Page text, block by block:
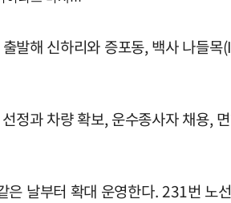
해 신하리와 증포동, 백사 나들
정과 차량 확보, 운수종사자 채용,
날부터 확대 운영한다. 231번 노